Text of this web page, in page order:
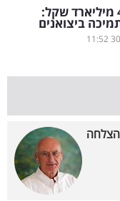
בהיקף של מעל 4 מיליארד שקל:
ביצואנים
11:52
הצלחה